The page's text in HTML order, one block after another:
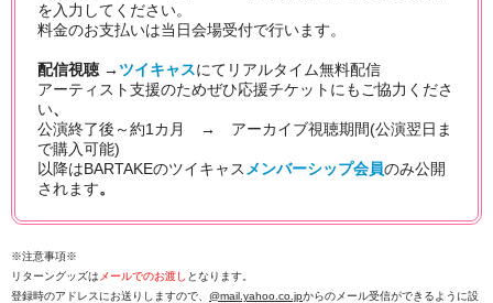
を入力してください。
料金のお支払いは当日会場受付で行います。
配信視聴 → ツイキャスにてリアルタイム無料配信
アーティスト支援のためぜひ応援チケットにもご協力くださ
い、
公演終了後～約1カ月 → アーカイブ視聴期間(公演翌日ま
で購入可能)
以降はBARTAKEのツイキャス メンバーシップ会員のみ公開
されます。
※注意事項※
リターングッズは メールでのお渡し となります。
登録時のアドレスにお送りしますので、 @mail.yahoo.co.jpからのメール受信ができるように設